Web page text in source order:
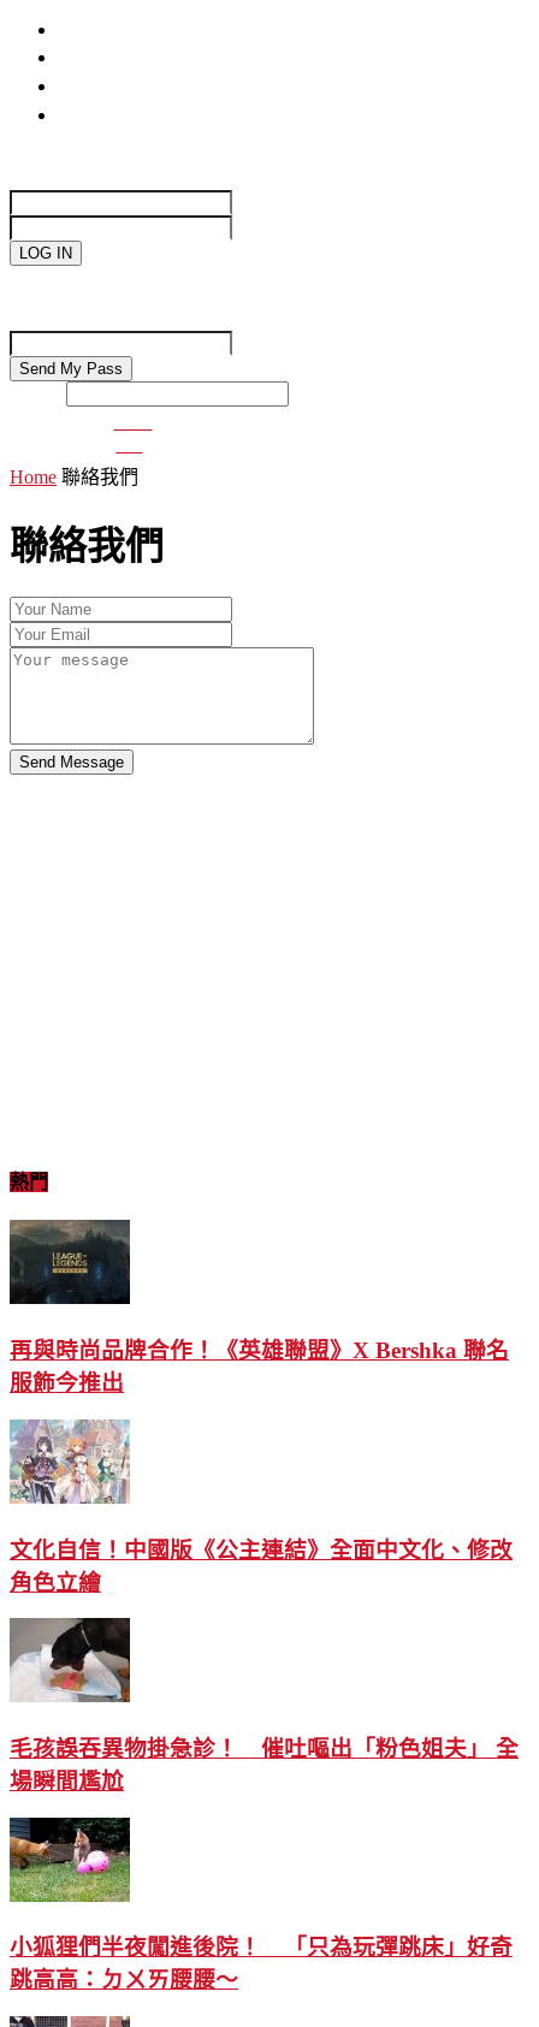
VDO
GO
Home 聯絡我們
聯絡我們
Send Message
熱門
再與時尚品牌合作！《英雄聯盟》X Bershka 聯名
服飾今推出
文化自信！中國版《公主連結》全面中文化、修改
角色立繪
毛孩誤吞異物掛急診！ 催吐嘔出「粉色姐夫」 全
場瞬間尷尬
小狐狸們半夜闖進後院！ 「只為玩彈跳床」好奇
跳高高：ㄉㄨㄞ腰腰～